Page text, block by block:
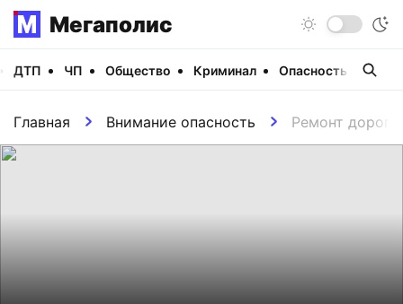
Мегаполис
ДТП ЧП Общество Криминал Опасность
Главная Внимание опасность Ремонт